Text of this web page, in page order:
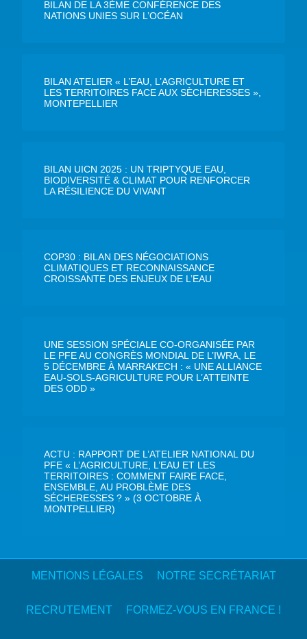
BILAN DE LA 3ÈME CONFÉRENCE DES
NATIONS UNIES SUR L’OCÉAN
BILAN ATELIER « L’EAU, L’AGRICULTURE ET
LES TERRITOIRES FACE AUX SÈCHERESSES »,
MONTEPELLIER
BILAN UICN 2025 : UN TRIPTYQUE EAU,
BIODIVERSITÉ & CLIMAT POUR RENFORCER
LA RÉSILIENCE DU VIVANT
COP30 : BILAN DES NÉGOCIATIONS
CLIMATIQUES ET RECONNAISSANCE
CROISSANTE DES ENJEUX DE L’EAU
UNE SESSION SPÉCIALE CO-ORGANISÉE PAR
LE PFE AU CONGRÈS MONDIAL DE L’IWRA, LE
5 DÉCEMBRE À MARRAKECH : « UNE ALLIANCE
EAU-SOLS-AGRICULTURE POUR L’ATTEINTE
DES ODD »
ACTU : RAPPORT DE L’ATELIER NATIONAL DU
PFE « L’AGRICULTURE, L’EAU ET LES
TERRITOIRES : COMMENT FAIRE FACE,
ENSEMBLE, AU PROBLÈME DES
SÉCHERESSES ? » (3 OCTOBRE À
MONTPELLIER)
MENTIONS LÉGALES NOTRE SECRÉTARIAT
RECRUTEMENT FORMEZ-VOUS EN FRANCE !